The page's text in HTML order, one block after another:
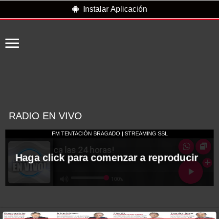
Instalar Aplicación
RADIO EN VIVO